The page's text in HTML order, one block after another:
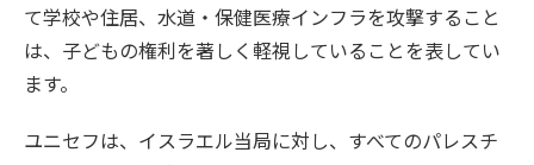
て学校や住居、水道・保健医療インフラを攻撃すること
は、子どもの権利を著しく軽視していることを表してい
ます。
ユニセフは、イスラエル当局に対し、すべてのパレスチ